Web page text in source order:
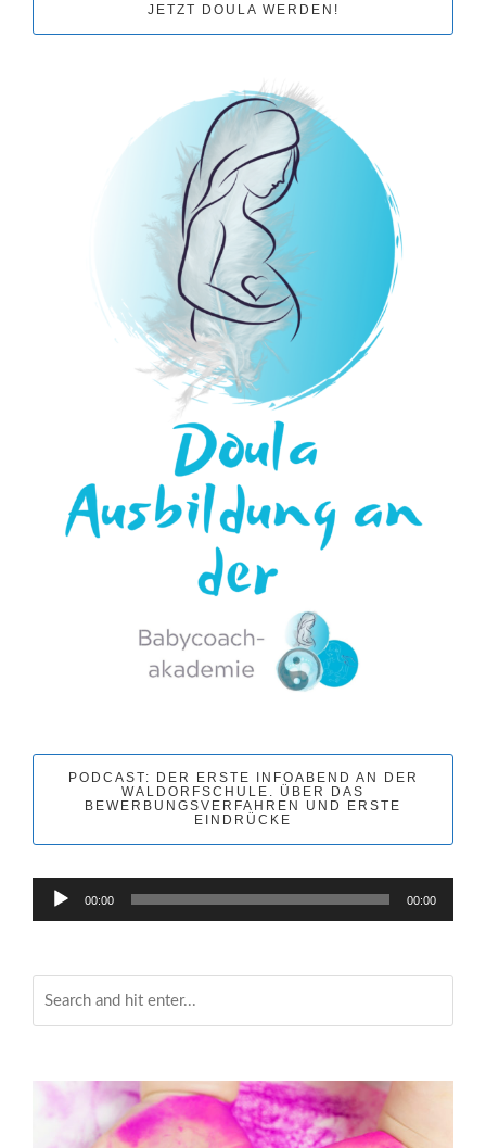
JETZT DOULA WERDEN!
PODCAST: DER ERSTE INFOABEND AN DER
WALDORFSCHULE. ÜBER DAS
BEWERBUNGSVERFAHREN UND ERSTE
EINDRÜCKE
Audio-
00:00 00:00